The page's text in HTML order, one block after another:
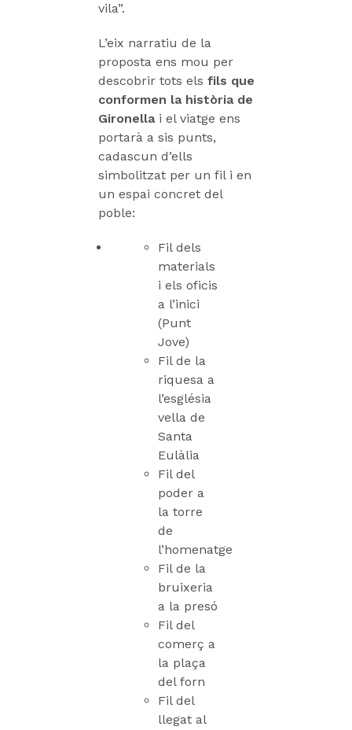
vila”.
L’eix narratiu de la
proposta ens mou per
descobrir tots els fils que
conformen la història de
Gironellai el viatge ens
portarà a sis punts,
cadascun d’ells
simbolitzat per un fil i en
un espai concret del
poble:
Fil dels
materials
i els oficis
a l’inici
(Punt
Jove)
Fil de la
riquesa a
l’església
vella de
Santa
Eulàlia
Fil del
poder a
la torre
de
l’homenatge
Fil de la
bruixeria
a la presó
Fil del
comerç a
la plaça
del forn
Fil del
llegat al